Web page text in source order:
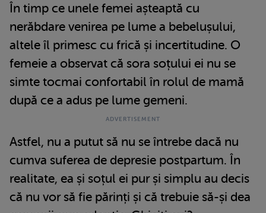
În timp ce unele femei așteaptă cu
nerăbdare venirea pe lume a bebelușului,
altele îl primesc cu frică și incertitudine. O
femeie a observat că sora soțului ei nu se
simte tocmai confortabil în rolul de mamă
după ce a adus pe lume gemeni.
Astfel, nu a putut să nu se întrebe dacă nu
cumva suferea de depresie postpartum. În
realitate, ea și soțul ei pur și simplu au decis
că nu vor să fie părinți și că trebuie să-și dea